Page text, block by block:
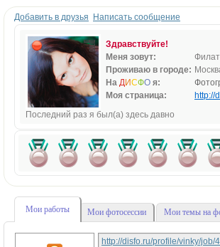
Добавить в друзья Написать сообщение
Здравствуйте!
Меня зовут:
Проживаю в городе:
На ДИСФО я:
Моя страница:
http://
Последний раз я был(а) здесь давно
Мои работы Мои фотосессии Мои темы на
http://disfo.ru/profile/vinky/job/